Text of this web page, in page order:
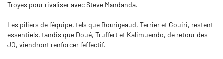
Troyes pour rivaliser avec Steve Mandanda.
Les piliers de l’équipe, tels que Bourigeaud, Terrier et Gouiri, restent
essentiels, tandis que Doué, Truffert et Kalimuendo, de retour des
JO, viendront renforcer l’effectif.